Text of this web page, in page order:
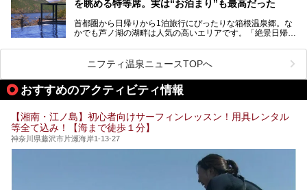
そこで今回は、神奈川県内の人気施設26選を「安さ」「岩
業」「駅近」など、目的別に厳選して紹介します。
今の気分にぴったりの施設を見つけて、最高のリフレッシュ
プ（旗艦）に位置づけられる特別なホテルです。
昭和の日本を代表する建築家の一人、村野藤吾が芦ノ湖の畔
に建てた桃源郷のようなホテルがここ。自家源泉の温泉や、
提供元：株式会社西武・プリンスホテルズワールドワイド
【PR】
この記事はザ・プリンス 箱根芦ノ湖のPR記事です。
を眺める特等席。実は“お泊まり”も最高だった
首都圏から日帰りから1泊旅行にぴったりな箱根温泉郷。な
かでも芦ノ湖の湖畔は人気の高いエリアです。「絶景日帰り
が楽しめるまさに眺望自慢の日帰り温泉。
そしてここは全24室の「箱根 芦ノ湖畔蛸川温泉 龍宮殿」と
して宿泊もできます。宿泊者は「龍宮殿本館」の営業時間に
加えて、朝6時からの宿泊者専用時間帯にも「龍宮殿本館」
のお風呂が利用できます。
今回は日帰り温泉としての「絶景日帰り温泉 龍宮殿本館
（以下、龍宮殿本館）」と、旅館としての「箱根 芦ノ湖畔
蛸川温泉 龍宮殿（以下、龍宮殿）」の両方の魅力をたっぷ
りお伝えします！
ここは箱根神社、九頭龍神社、白龍神社、箱根元宮と箱根の
4つの神社に囲まれたパワースポットです。
ニフティ温泉ニュースTOPへ
おすすめのアクティビティ情報
【湘南・江ノ島】初心者向けサーフィンレッスン！用具レンタル
等全て込み！【海まで徒歩１分】
神奈川県藤沢市片瀬海岸1-13-27